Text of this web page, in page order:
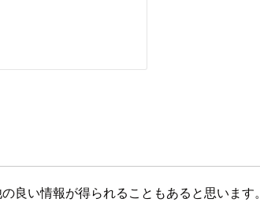
良い情報が得られることもあると思います。